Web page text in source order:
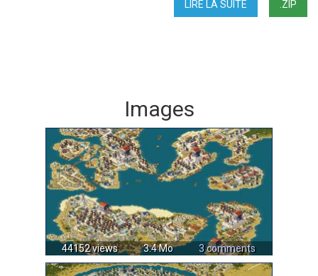
.ZIP
LIRE LA SUITE
BAC
Images
44152 views 3.4 Mo 3 comments